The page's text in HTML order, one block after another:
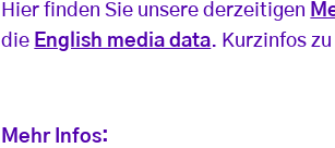
Hier finden Sie unsere derzeitigen
die English media data. Kurzinfos
Mehr Infos: